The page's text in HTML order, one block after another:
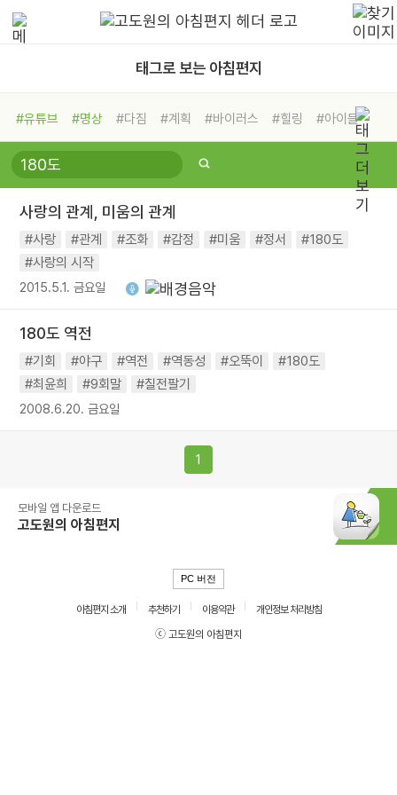
태그로 보는 아침편지
#유튜브 #명상 #다짐 #계획 #바이러스 #힐링
#아이들
#비전캠프
#독서캠프 #삶
#희망
#나눔 #친구 #링컨학교
#독서
#건강 #면역력
사랑의 관계, 미움의 관계
#사랑 #관계 #조화 #감정 #미움 #정서
#180도
#사랑의 시작
2015.5.1. 금요일
180도 역전
#기회 #야구 #역전 #역동성 #오뚝이
#180도
#최윤희
#9회말 #칠전팔기
2008.6.20. 금요일
1
모바일 앱 다운로드
고도원의 아침편지
PC 버전
아침편지 소개 추천하기 이용약관
개인정보 처리방침
ⓒ 고도원의 아침편지